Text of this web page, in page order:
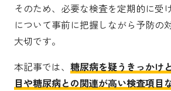
そのため、必要な検査を定期的に受
について事前に把握しながら予防の
大切です。
本記事では、 糖尿病を疑うきっかけ
目や糖尿病との関連が高い検査項目